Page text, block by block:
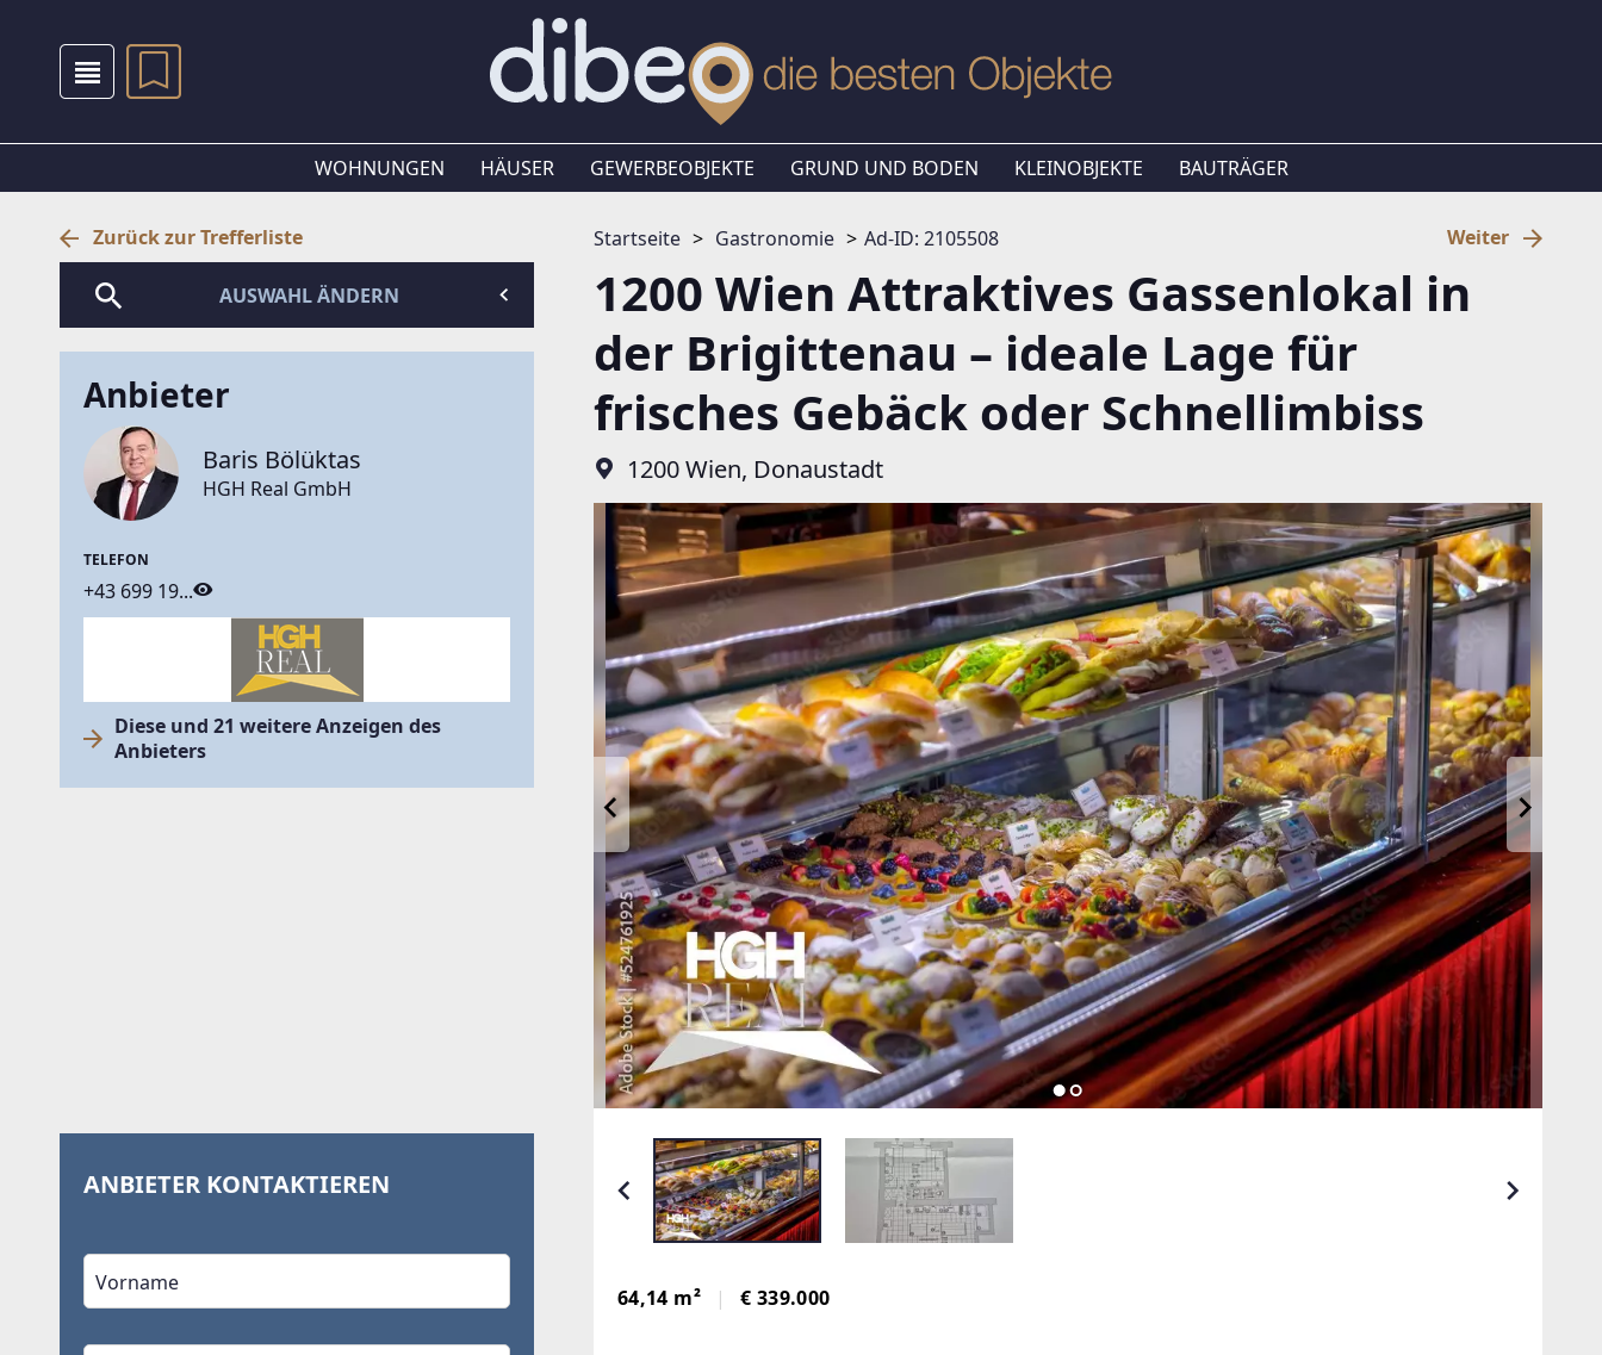
WOHNUNGEN HÄUSER GEWERBEOBJEKTE GRUND UND BODEN KLEINOBJEKTE BAUTRÄGER
Startseite Gastronomie Ad-ID: 2105508 Weiter
1200 Wien Attraktives Gassenlokal in
der Brigittenau – ideale Lage für
frisches Gebäck oder Schnellimbiss
1200 Wien, Donaustadt
64,14 m² € 339.000
Zurück zur Trefferliste
AUSWAHL ÄNDERN
Anbieter
Baris Bölüktas
HGH Real GmbH
TELEFON
+43 699 19...
Diese und 21 weitere Anzeigen des
Anbieters
ANBIETER KONTAKTIEREN